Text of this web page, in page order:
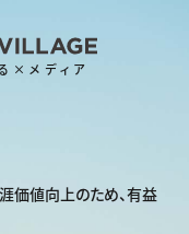
×メディア
価値向上のため、有益